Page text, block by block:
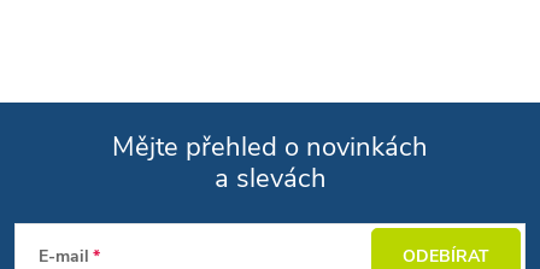
Mějte přehled o novinkách
a slevách
E-mail ODEBÍRAT